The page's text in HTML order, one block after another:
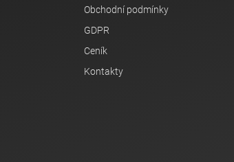
Obchodní podmínky
GDPR
Ceník
Kontakty